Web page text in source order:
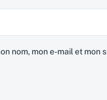
nom, mon e-mail et mon